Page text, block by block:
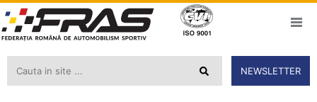
NEWSLETTER